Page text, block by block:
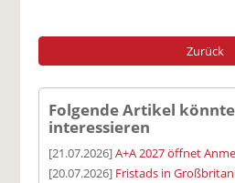
Zurück
Folgende Artikel
interessieren
[21.07.2026]A+A 2027 öffnet
[20.07.2026] Fristads in